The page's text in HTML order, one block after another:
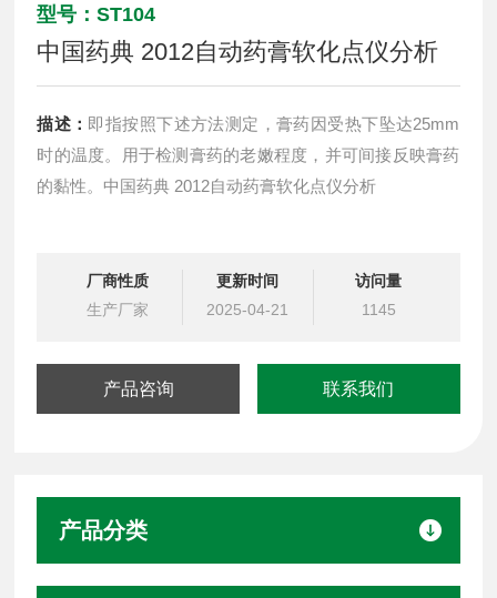
型号：ST104
中国药典 2012自动药膏软化点仪分析
描述： 即指按照下述方法测定，膏药因受热下坠达25mm
时的温度。用于检测膏药的老嫩程度，并可间接反映膏药
的黏性。中国药典 2012自动药膏软化点仪分析
厂商性质
生产厂家
更新时间
2025-04-21
访问量
1145
产品咨询 联系我们
产品分类